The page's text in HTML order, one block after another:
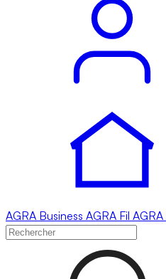
AGRA Business AGRA Fil AGRA